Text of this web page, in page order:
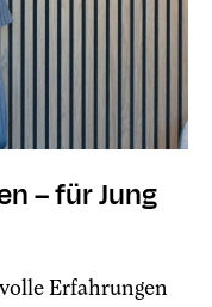
– für Jung
Erfahrungen